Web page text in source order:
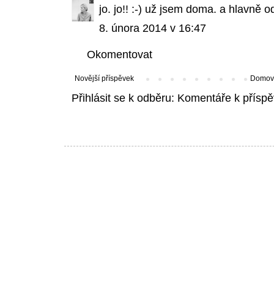
jo. jo!! :-) už jsem doma. a hlavně
8. února 2014 v 16:47
Okomentovat
Novější příspěvek
Přihlásit se k odběru: Komentáře k